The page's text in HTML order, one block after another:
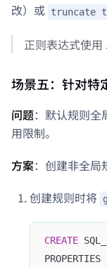
改）或 truncate
正则表达式使
场景五：针对特
问题：默认规则
用限制。
方案：创建非全局
创建规则时将
CREATE
PROPERTIES